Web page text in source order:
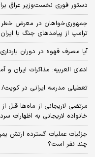
دستور فوری نخست‌وزیر عراق
جمهوری‌خواهان در معرض خطر
ترامپ از پیامدهای جنگ با
آیا مصرف قهوه در دوران
ادعای العربیه: مذاکرات ایران
تعطیلی مدرسه ایرانی در
مرتضی لاریجانی از ماه‌ها
خانواده لاریجانی به اظهارات
جزئیات عملیات گسترده ارتش
چند نفر است؟